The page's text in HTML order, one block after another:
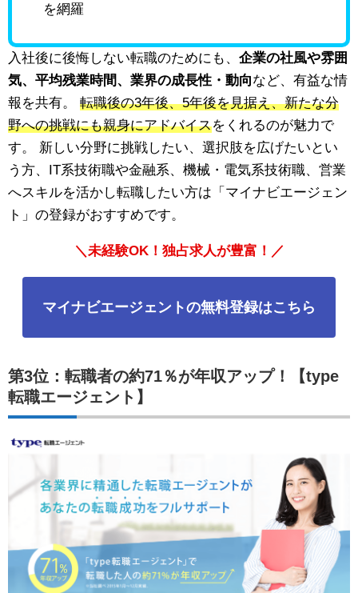
を網羅
入社後に後悔しない転職のためにも、 企業の社風や雰囲
気、平均残業時間、業界の成長性・動向など、有益な情
報を共有。 転職後の3年後、5年後を見据え、新たな分
野への挑戦にも親身にアドバイスをくれるのが魅力で
す。 新しい分野に挑戦したい、選択肢を広げたいとい
う方、IT系技術職や金融系、機械・電気系技術職、営業
へスキルを活かし転職したい方は「マイナビエージェン
ト」の登録がおすすめです。
＼未経験OK！独占求人が豊富！／
マイナビエージェントの無料登録はこちら
第3位：転職者の約71％が年収アップ！【type
転職エージェント】